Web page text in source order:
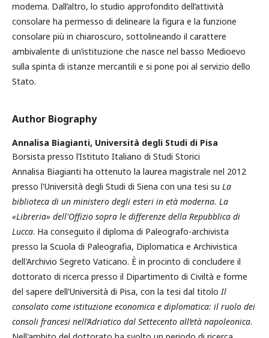
moderna. Dall’altro, lo studio approfondito dell’attività
consolare ha permesso di delineare la figura e la funzione
consolare più in chiaroscuro, sottolineando il carattere
ambivalente di un’istituzione che nasce nel basso Medioevo
sulla spinta di istanze mercantili e si pone poi al servizio dello
Stato.
Author Biography
Annalisa Biagianti, Università degli Studi di Pisa
Borsista presso l’Istituto Italiano di Studi Storici
Annalisa Biagianti ha ottenuto la laurea magistrale nel 2012
presso l'Università degli Studi di Siena con una tesi su La
biblioteca di un ministero degli esteri in età moderna. La
«Libreria» dell'Offizio sopra le differenze della Repubblica di
Lucca. Ha conseguito il diploma di Paleografo-archivista
presso la Scuola di Paleografia, Diplomatica e Archivistica
dell'Archivio Segreto Vaticano. È in procinto di concludere il
dottorato di ricerca presso il Dipartimento di Civiltà e forme
del sapere dell'Università di Pisa, con la tesi dal titoloIl
consolato come istituzione economica e diplomatica: il ruolo dei
consoli francesi nell’Adriatico dal Settecento all’età napoleonica.